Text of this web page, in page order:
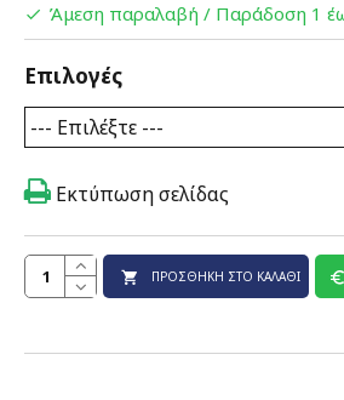
Άμεση παραλαβή / Παράδoση 1
Επιλογές
ΠΡΟΣΘΉΚΗ ΣΤΟ ΚΑΛΆΘΙ
Εκτύπωση σελίδας